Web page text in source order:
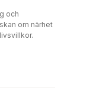
och
om närhet